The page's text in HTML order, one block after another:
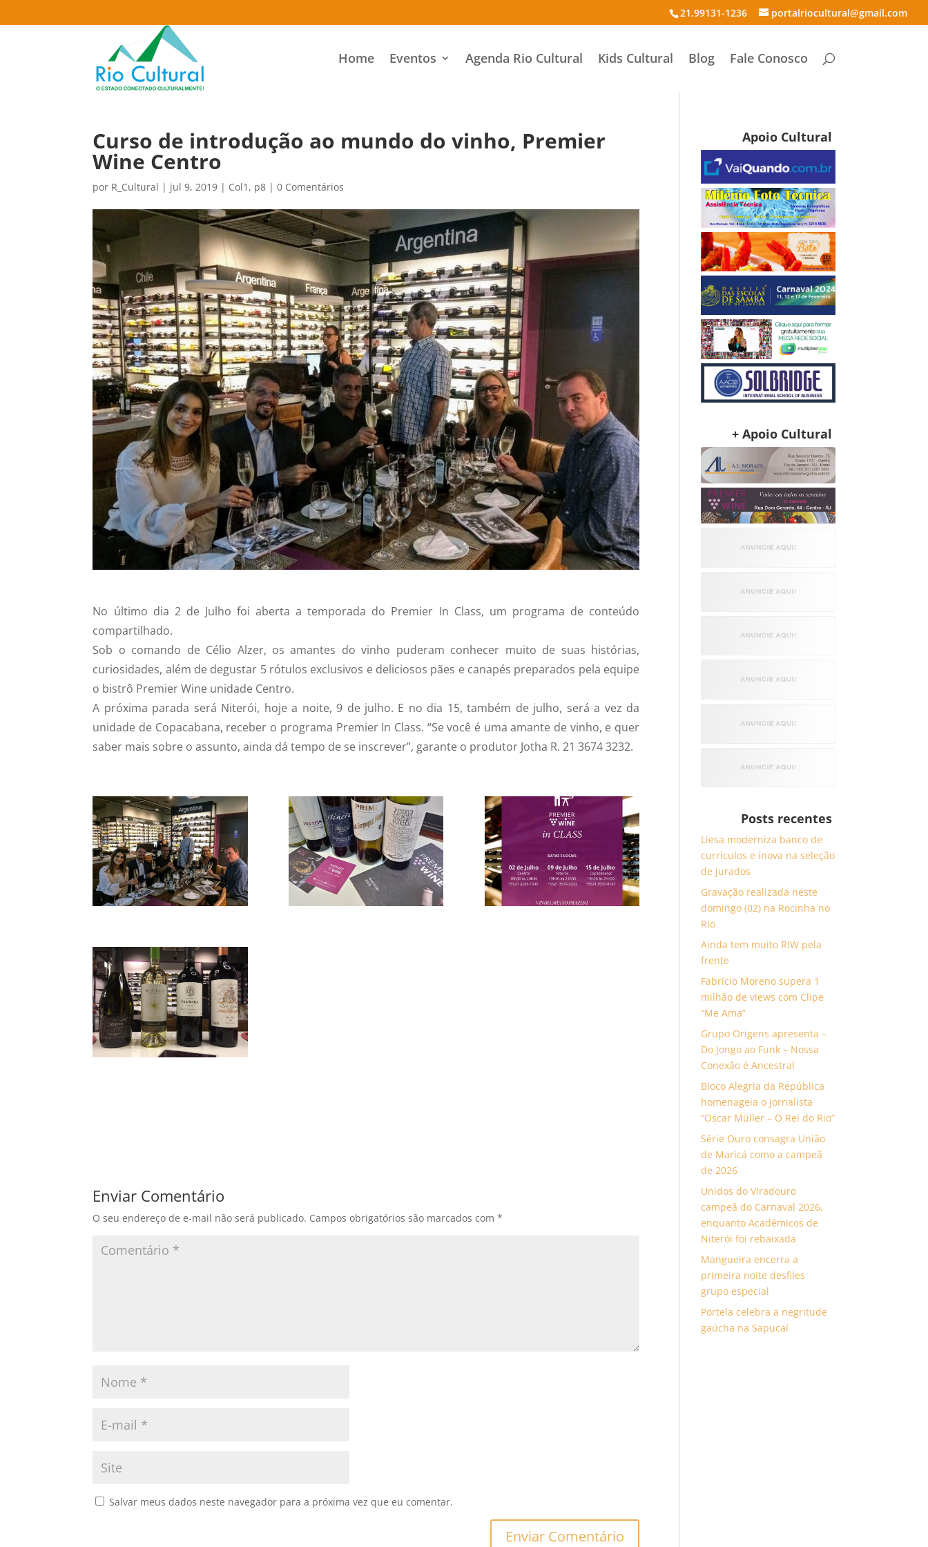
21.99131-1236 portalriocultural@gmail.com
Home Eventos Agenda Rio Cultural Kids Cultural Blog Fale Conosco
Curso de introdução ao mundo do vinho, Premier
Wine Centro
por R_Cultural | jul 9, 2019 | Col1 , p8 |0 Comentários
No último dia 2 de Julho foi aberta a temporada do Premier In Class, um programa de conteúdo
compartilhado.
Sob o comando de Célio Alzer, os amantes do vinho puderam conhecer muito de suas histórias,
curiosidades, além de degustar 5 rótulos exclusivos e deliciosos pães e canapés preparados pela equipe
o bistrô Premier Wine unidade Centro.
A próxima parada será Niterói, hoje a noite, 9 de julho. E no dia 15, também de julho, será a vez da
unidade de Copacabana, receber o programa Premier In Class. “Se você é uma amante de vinho, e quer
saber mais sobre o assunto, ainda dá tempo de se inscrever”, garante o produtor Jotha R. 21 3674 3232.
Enviar Comentário
O seu endereço de e-mail não será publicado. Campos obrigatórios são marcados com*
Salvar meus dados neste navegador para a próxima vez que eu comentar.
Apoio Cultural
+ Apoio Cultural
Posts recentes
Liesa moderniza banco de
currículos e inova na seleção
de jurados
Gravação realizada neste
domingo (02) na Rocinha no
Rio
Ainda tem muito RIW pela
frente
Fabrício Moreno supera 1
milhão de views com Clipe
“Me Ama”
Grupo Origens apresenta –
Do Jongo ao Funk – Nossa
Conexão é Ancestral
Bloco Alegria da República
homenageia o jornalista
“Oscar Müller – O Rei do Rio”
Série Ouro consagra União
de Maricá como a campeã
de 2026
Unidos do Viradouro
campeã do Carnaval 2026,
enquanto Acadêmicos de
Niterói foi rebaixada
Mangueira encerra a
primeira noite desfiles
grupo especial
Portela celebra a negritude
gaúcha na Sapucaí